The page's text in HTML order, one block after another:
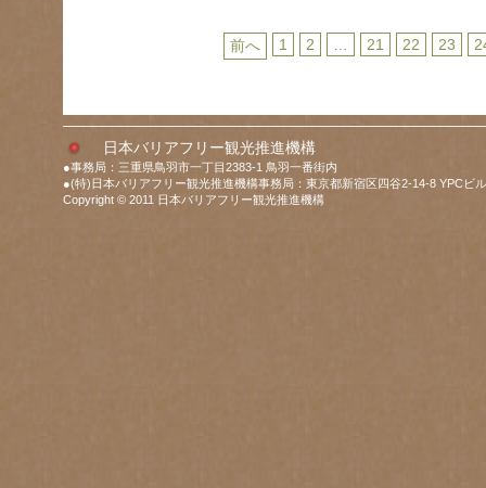
前へ 1 2 21 22 23
日本バリアフリー観光推進機構
●事務局：三重県鳥羽市一丁目2383-1 鳥羽一番街内
●(特)日本バリアフリー観光推進機構事務局：東京都新宿区四谷2-14-8 YPCビ
Copyright © 2011 日本バリアフリー観光推進機構